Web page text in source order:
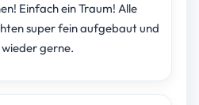
Einfach ein Traum! Alle
super fein aufgebaut und
gerne.